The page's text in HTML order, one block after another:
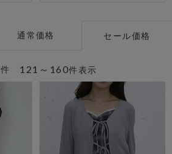
通常価格 セール価格
121～160件表示
件